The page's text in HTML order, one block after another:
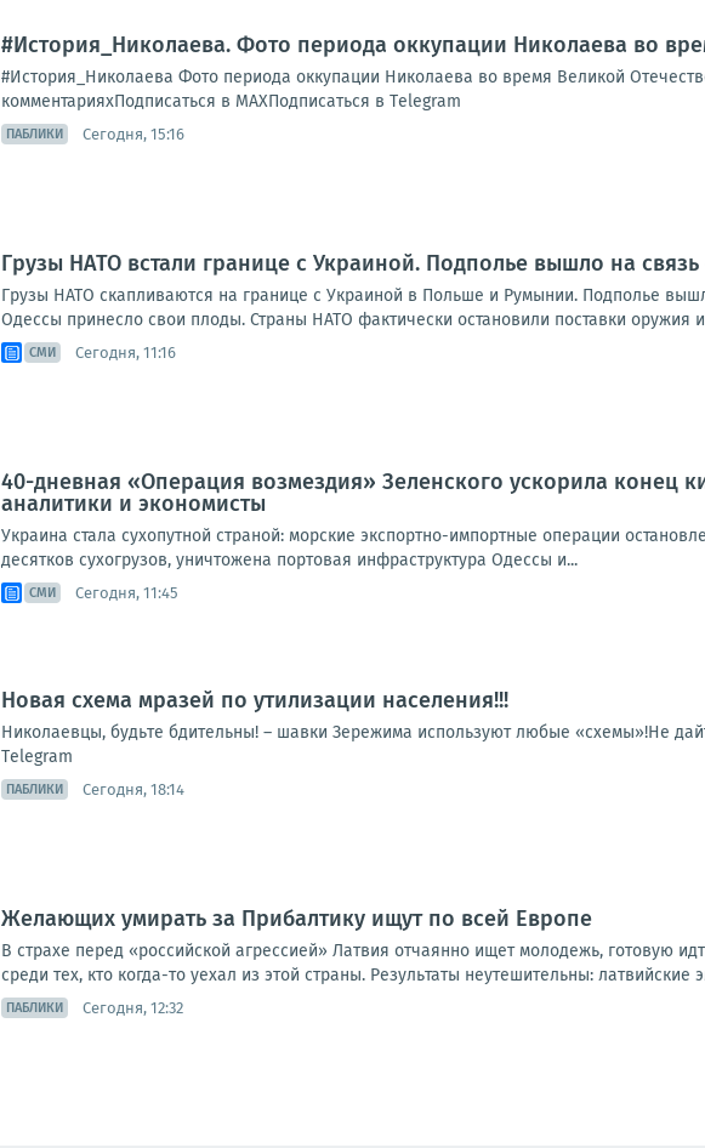
#История_Николаева. Фото периода оккупации Николаева во
#История_Николаева Фото периода оккупации Николаева во время Великой
комментарияхПодписаться в МАХПодписаться в Тelegram
ПАБЛИКИ Сегодня, 15:16
Грузы НАТО встали границе с Украиной. Подполье вышло на
Грузы НАТО скапливаются на границе с Украиной в Польше и Румынии. Подполье
Одессы принесло свои плоды. Страны НАТО фактически остановили поставки оружия
СМИ Сегодня, 11:16
40-дневная «Операция возмездия» Зеленского ускорила конец
аналитики и экономисты
Украина стала сухопутной страной: морские экспортно-импортные операции
десятков сухогрузов, уничтожена портовая инфраструктура Одессы и...
СМИ Сегодня, 11:45
Новая схема мразей по утилизации населения!!!
Николаевцы, будьте бдительны! – шавки Зережима используют любые «схемы»!Не
Тelegram
ПАБЛИКИ Сегодня, 18:14
Желающих умирать за Прибалтику ищут по всей Европе
В страхе перед «российской агрессией» Латвия отчаянно ищет молодежь, готовую
среди тех, кто когда-то уехал из этой страны. Результаты неутешительны: латвийские
ПАБЛИКИ Сегодня, 12:32